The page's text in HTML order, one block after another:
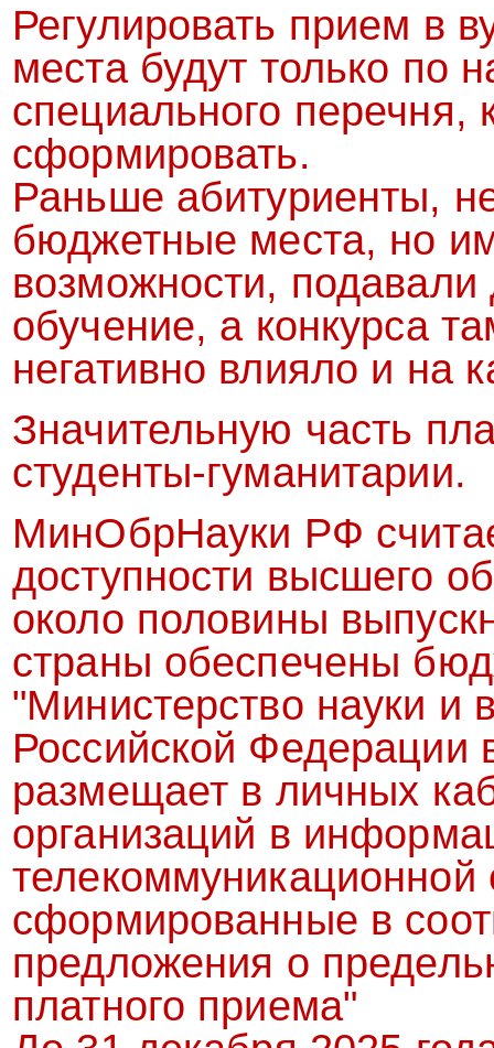
Регулировать прием в
места будут только по
специального перечня,
сформировать.
Раньше абитуриенты,
бюджетные места, но
возможности,
обучение, а конкурса
негативно влияло и на
Значительную часть
студенты-гуманитарии.
МинОбрНауки РФ
доступности высшего
около половины
страны обеспечены
"Министерство науки и
Российской Федерации
размещает в личных
организаций в
телекоммуникационной
сформированные в
предложения о
платного приема"